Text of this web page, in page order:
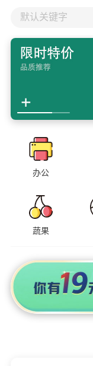
默认关键字
办公
蔬果